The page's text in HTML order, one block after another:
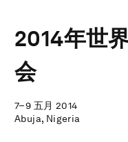
2014年世
会
7–9 五月 2014
Abuja, Nigeria